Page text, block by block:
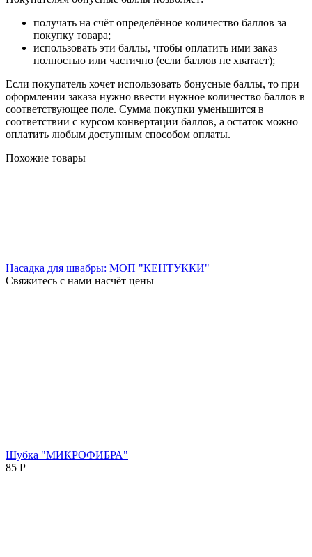
получать на счёт определённое количество баллов за
покупку товара;
использовать эти баллы, чтобы оплатить ими заказ
полностью или частично (если баллов не хватает);
Если покупатель хочет использовать бонусные баллы, то при
оформлении заказа нужно ввести нужное количество баллов в
соответствующее поле. Сумма покупки уменьшится в
соответствии с курсом конвертации баллов, а остаток можно
оплатить любым доступным способом оплаты.
Похожие товары
Насадка для швабры: МОП "КЕНТУККИ"
Свяжитесь с нами насчёт цены
Шубка "МИКРОФИБРА"
85 Р